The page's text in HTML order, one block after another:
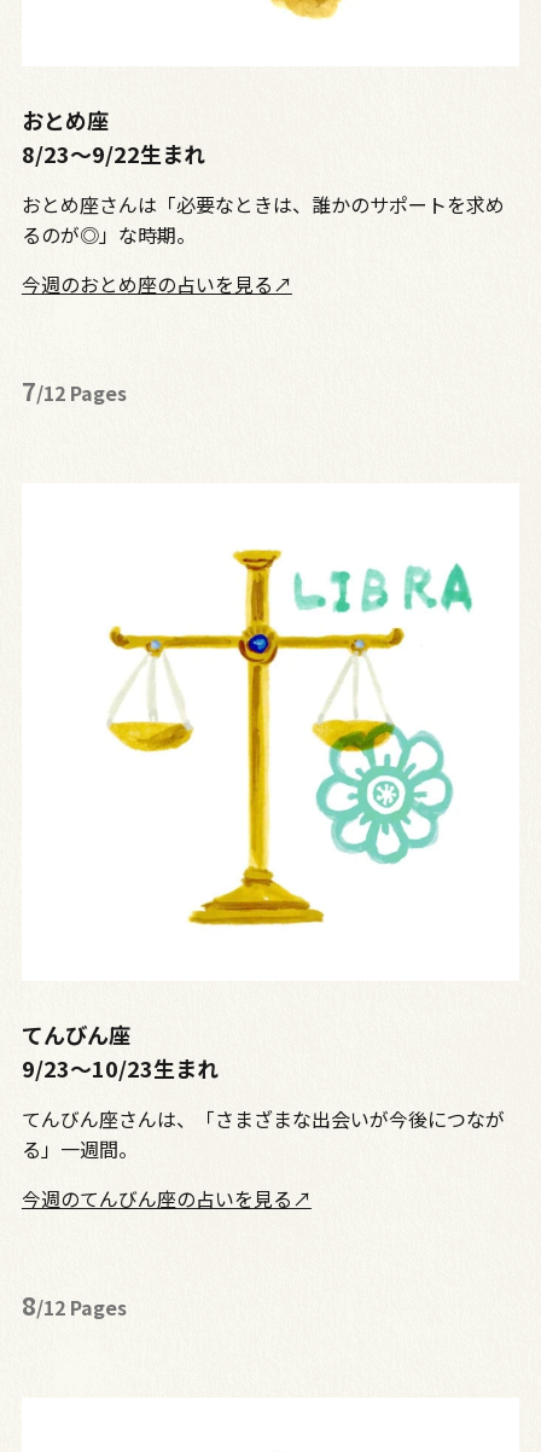
おとめ座
8/23〜9/22生まれ
おとめ座さんは「必要なときは、誰かのサポートを求め
るのが◎」な時期。
今週のおとめ座の占いを見る↗
7/12 Pages
てんびん座
9/23〜10/23生まれ
てんびん座さんは、「さまざまな出会いが今後につなが
る」一週間。
今週のてんびん座の占いを見る↗
8/12 Pages